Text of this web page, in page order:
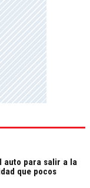
auto para salir a la
que pocos